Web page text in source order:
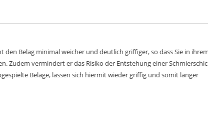
den Belag minimal weicher und deutlich griffiger, so dass Sie in
Zudem vermindert er das Risiko der Entstehung einer
Beläge, lassen sich hiermit wieder griffig und somit länger